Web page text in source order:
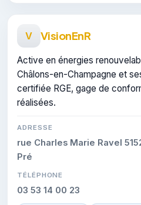
V VisionEnR
Active en énergies
Châlons-en-Champagne et
certifiée RGE, gage de
réalisées.
ADRESSE
rue Charles Marie Ravel
Pré
TÉLÉPHONE
03 53 14 00 23